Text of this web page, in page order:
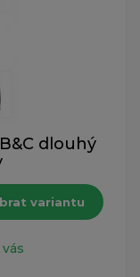
dlouhý
variantu
vás